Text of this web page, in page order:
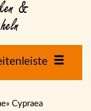
» Cypraea